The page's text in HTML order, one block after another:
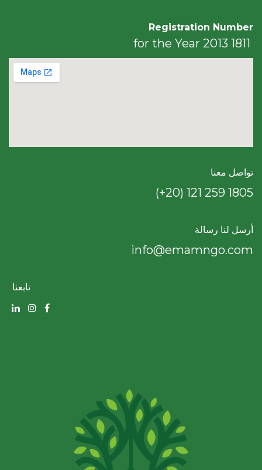
Registration Number
1811 for the Year 2013
تواصل معنا
(+20) 121 259 18​05
أرسل لنا رسالة
info@emamngo.com
تابعنا